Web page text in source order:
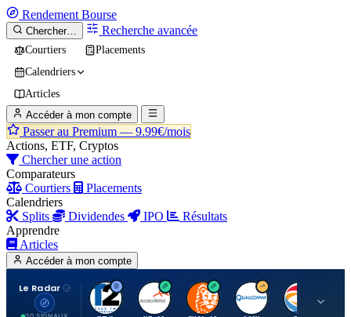
Rendement Bourse
Chercher… Recherche avancée
Courtiers
Placements
Calendriers
Articles
Accéder à mon compte
Passer au Premium — 9.99€/mois
Actions, ETF, Cryptos
Chercher une action
Comparateurs
Courtiers
Placements
Calendriers
Splits
Dividendes IPO
Résultats
Apprendre
Articles
Accéder à mon compte
Le Radar
T A I Q T